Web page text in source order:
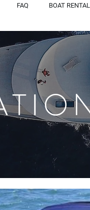
FAQ BOAT RENTAL